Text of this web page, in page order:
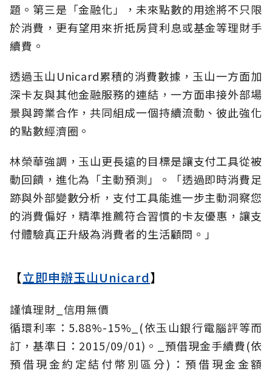
題。第三是「金融化」，未來點數的用途將不只限
於消費，更有望用來折抵房貸利息或基金等理財手
續費。
透過玉山Unicard累積的消費數據，玉山一方面加
深卡友與其他金融服務的連結，一方面串接外部場
景與跨業合作，共同組成一個持續流動、彼此強化
的點數經濟圈。
林榮華強調，玉山更長遠的目標是讓支付工具從被
動回饋，進化為「主動預測」。「透過即時消費足
跡與外部變數分析，支付工具能進一步主動洞察您
的消費偏好，精準推薦符合習慣的卡友優惠，讓支
付體驗真正升級為消費者的生活顧問。」
【立即申辦玉山Unicard】
謹慎理財_信用無價
循環利率：5.88%-15%_(依玉山銀行電腦評等而
訂，基準日：2015/09/01)。_預借現金手續費(依
預借現金約定結付幣別區分)：預借現金金額